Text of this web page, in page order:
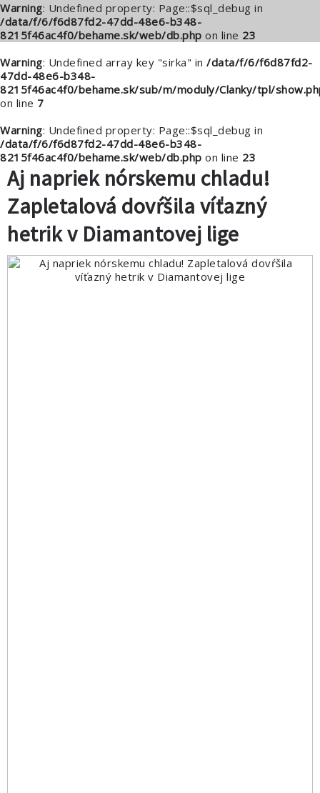
Warning: Undefined property: Page::$sql_debug in
/data/f/6/f6d87fd2-47dd-48e6-b348-
8215f46ac4f0/behame.sk/web/db.php on line 23
Warning: Undefined array key "sirka" in /data/f/6/f6d87fd2-
47dd-48e6-b348-
8215f46ac4f0/behame.sk/sub/m/moduly/Clanky/tpl/
on line 7
Warning: Undefined property: Page::$sql_debug in
/data/f/6/f6d87fd2-47dd-48e6-b348-
8215f46ac4f0/behame.sk/web/db.php on line 23
Aj napriek nórskemu chladu!
Zapletalová dovŕšila víťazný
hetrik v Diamantovej lige